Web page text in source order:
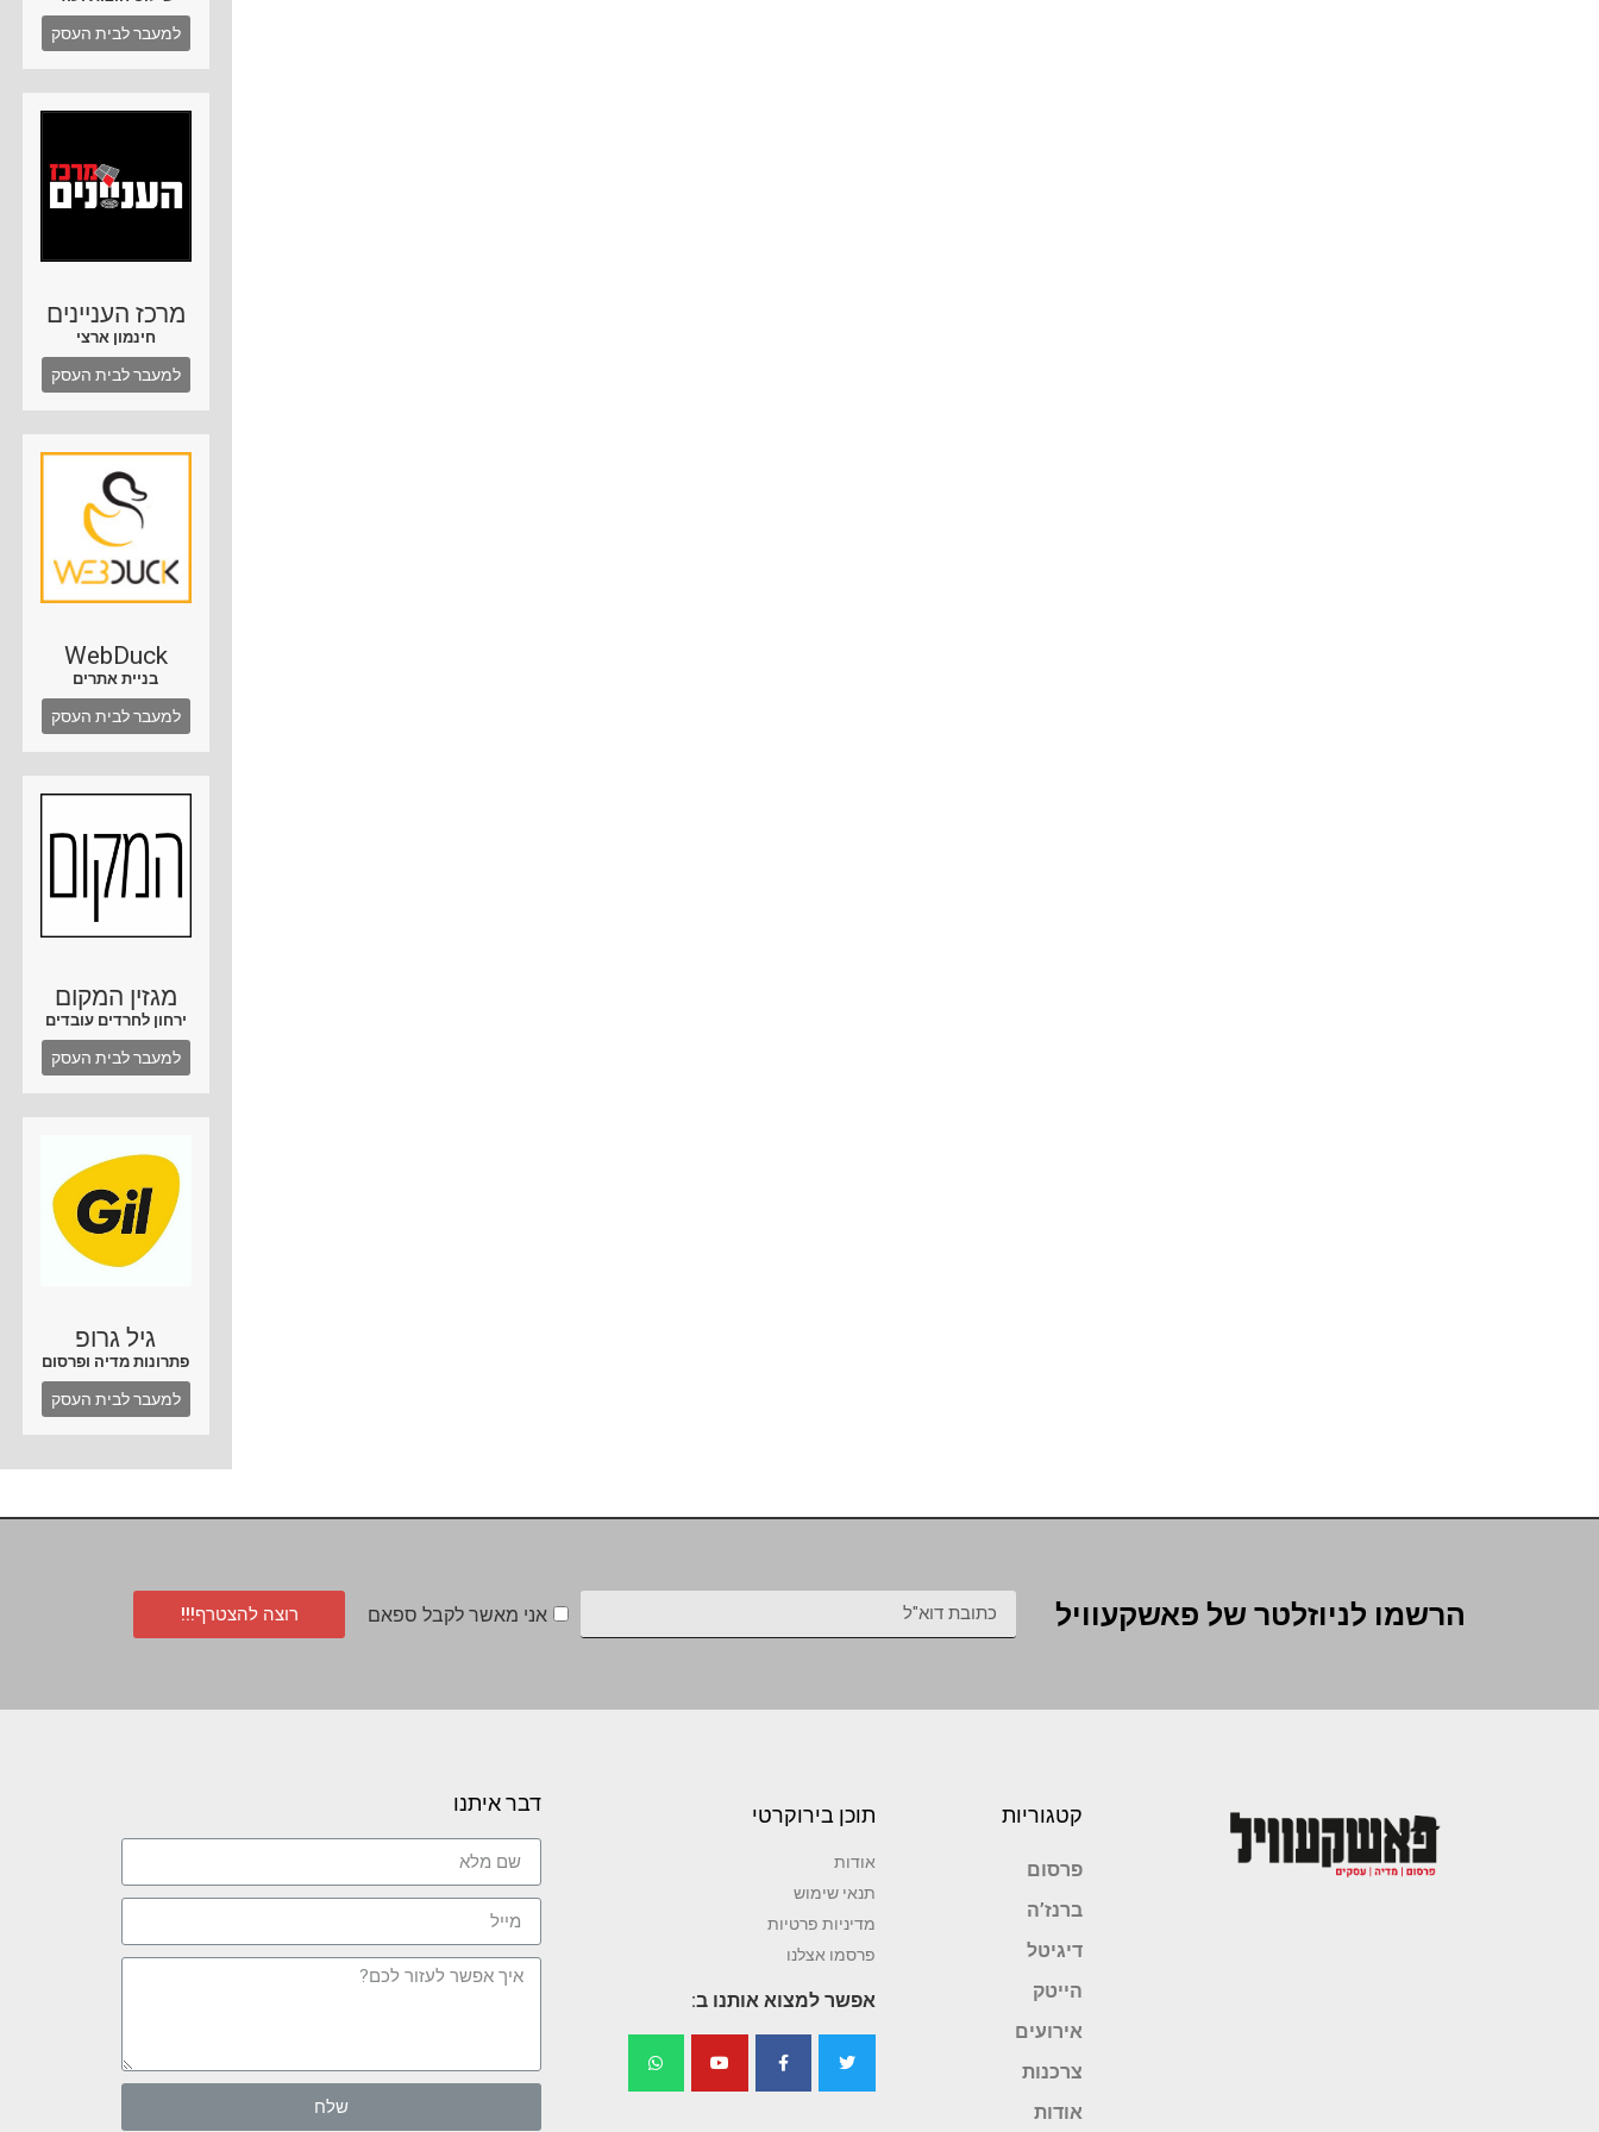
למעבר לבית העסק
מרכז העניינים
חינמון ארצי
למעבר לבית העסק
WebDuck
בניית אתרים
למעבר לבית העסק
מגזין המקום
ירחון לחרדים עובדים
למעבר לבית העסק
גיל גרופ
פתרונות מדיה ופרסום
למעבר לבית העסק
הרשמו לניוזלטר של פאשקעוויל אני מאשר לקבל ספאם רוצה להצטרף!!!
קטגוריות
פרסום
ברנז’ה
דיגיטל
הייטק
אירועים
צרכנות
אודות
תוכן בירוקרטי
אודות
תנאי שימוש
מדיניות פרטיות
פרסמו אצלנו
אפשר למצוא אותנו ב:
דבר איתנו
שלח